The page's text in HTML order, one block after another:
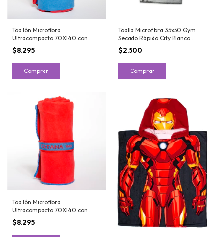
Toallón Microfibra
Ultracompacto 70X140 con
Bolsa PVC - Catana Home
$8.295
Comprar
Toalla Microfibra 35x50 Gym
Secado Rápido City Blanco
Repasador
$2.500
Comprar
Toallón Microfibra
Ultracompacto 70X140 con
Bolsa Red - Catana Home
$8.295